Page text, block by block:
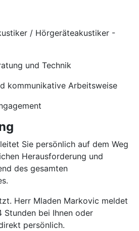
/ Hörgeräteakustiker -
und Technik
kommunikative Arbeitsweise
Sie persönlich auf dem Weg
Herausforderung und
des gesamten
Herr Mladen Markovic meldet
Stunden bei Ihnen oder
persönlich.